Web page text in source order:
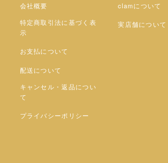
会社概要
特定商取引法に基づく表
示
お支払について
配送について
キャンセル・返品につい
て
プライバシーポリシー
clamについて
実店舗について